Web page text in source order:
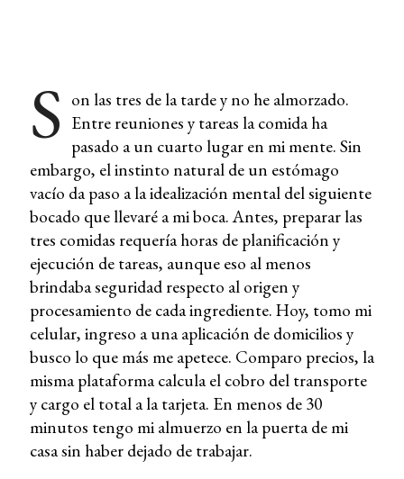
S on las tres de la tarde y no he almorzado.
Entre reuniones y tareas la comida ha
pasado a un cuarto lugar en mi mente. Sin
embargo, el instinto natural de un estómago
vacío da paso a la idealización mental del siguiente
bocado que llevaré a mi boca. Antes, preparar las
tres comidas requería horas de planificación y
ejecución de tareas, aunque eso al menos
brindaba seguridad respecto al origen y
procesamiento de cada ingrediente. Hoy, tomo mi
celular, ingreso a una aplicación de domicilios y
busco lo que más me apetece. Comparo precios, la
misma plataforma calcula el cobro del transporte
y cargo el total a la tarjeta. En menos de 30
minutos tengo mi almuerzo en la puerta de mi
casa sin haber dejado de trabajar.